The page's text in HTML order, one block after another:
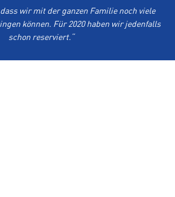
wir mit der ganzen Familie noch viele
können. Für 2020 haben wir jedenfalls
schon reserviert.“